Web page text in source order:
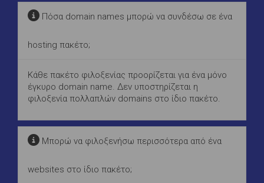
Πόσα domain names μπορώ να συνδέσω σε ένα
hosting πακέτο;
Κάθε πακέτο φιλοξενίας προορίζεται για ένα μόνο
έγκυρο domain name. Δεν υποστηρίζεται η
φιλοξενία πολλαπλών domains στο ίδιο πακέτο.
Μπορώ να φιλοξενήσω περισσότερα από ένα
websites στο ίδιο πακέτο;